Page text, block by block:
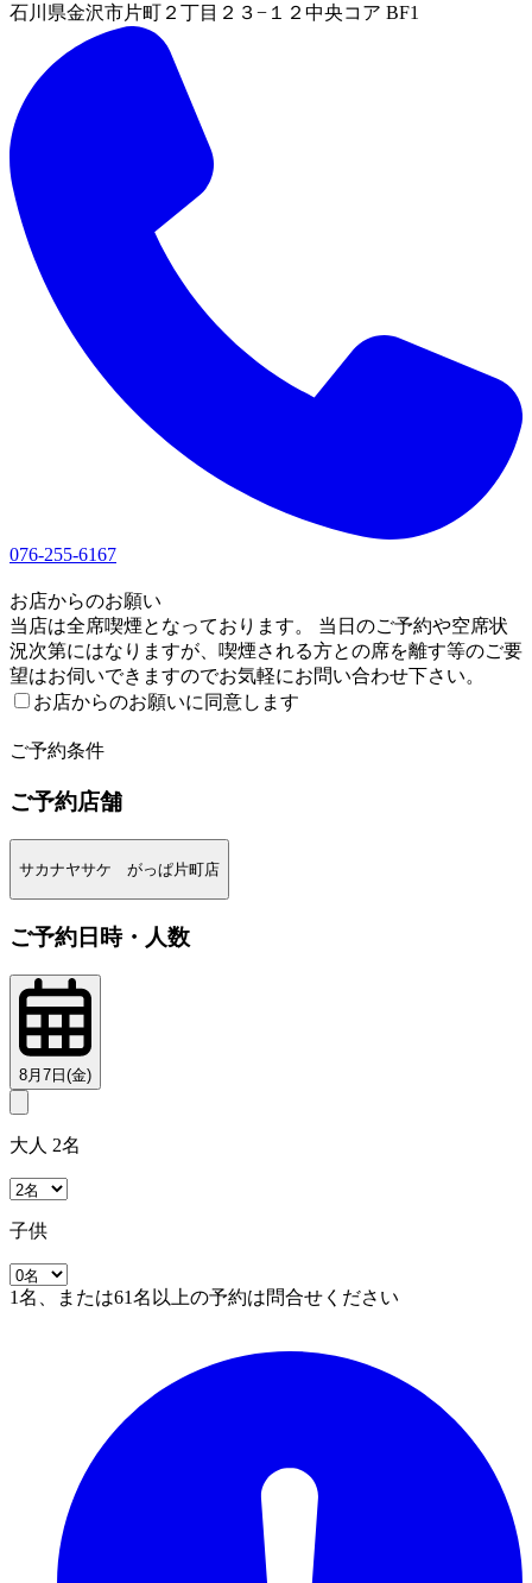
石川県金沢市片町２丁目２３−１２中央コア BF1
076-255-6167
お店からのお願い
当店は全席喫煙となっております。 当日のご予約や空席状
況次第にはなりますが、喫煙される方との席を離す等のご要
望はお伺いできますのでお気軽にお問い合わせ下さい。
お店からのお願いに同意します
ご予約条件
ご予約店舗
サカナヤサケ がっぱ片町店
ご予約日時・人数
8月7日(金)
大人 2名
子供
1名、または61名以上の予約は問合せください